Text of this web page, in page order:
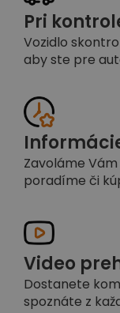
Pri
Vozidlo
aby ste pre
Zavoláme
poradíme či
Video
Dostanete
spoznáte z